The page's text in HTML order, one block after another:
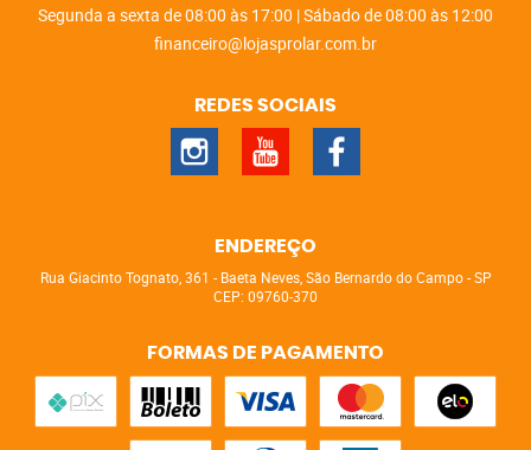
Segunda a sexta de 08:00 às 17:00 | Sábado de 08:00 às 12:00
financeiro@lojasprolar.com.br
REDES SOCIAIS
ENDEREÇO
Rua Giacinto Tognato, 361 - Baeta Neves, São Bernardo do Campo-SP
CEP: 09760-370
FORMAS DE PAGAMENTO